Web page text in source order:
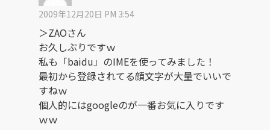
2009年12月20日 PM 3:54
＞ZAOさん
お久しぶりですｗ
私も「baidu」のIMEを使ってみました！
最初から登録されてる顔文字が大量でいいで
すねｗ
個人的にはgoogleのが一番お気に入りです
ｗｗ